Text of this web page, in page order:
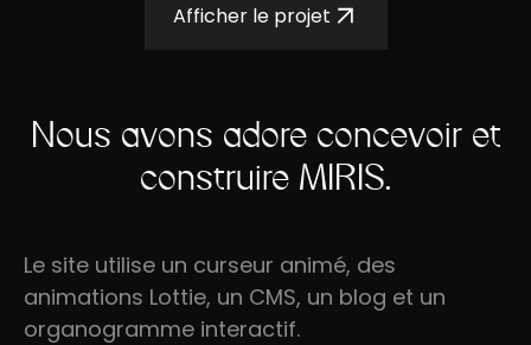
Afficher le projet
Nous avons adoré concevoir et
construire MIRIS.
Le site utilise un curseur animé, des
animations Lottie, un CMS, un blog et un
organogramme interactif.